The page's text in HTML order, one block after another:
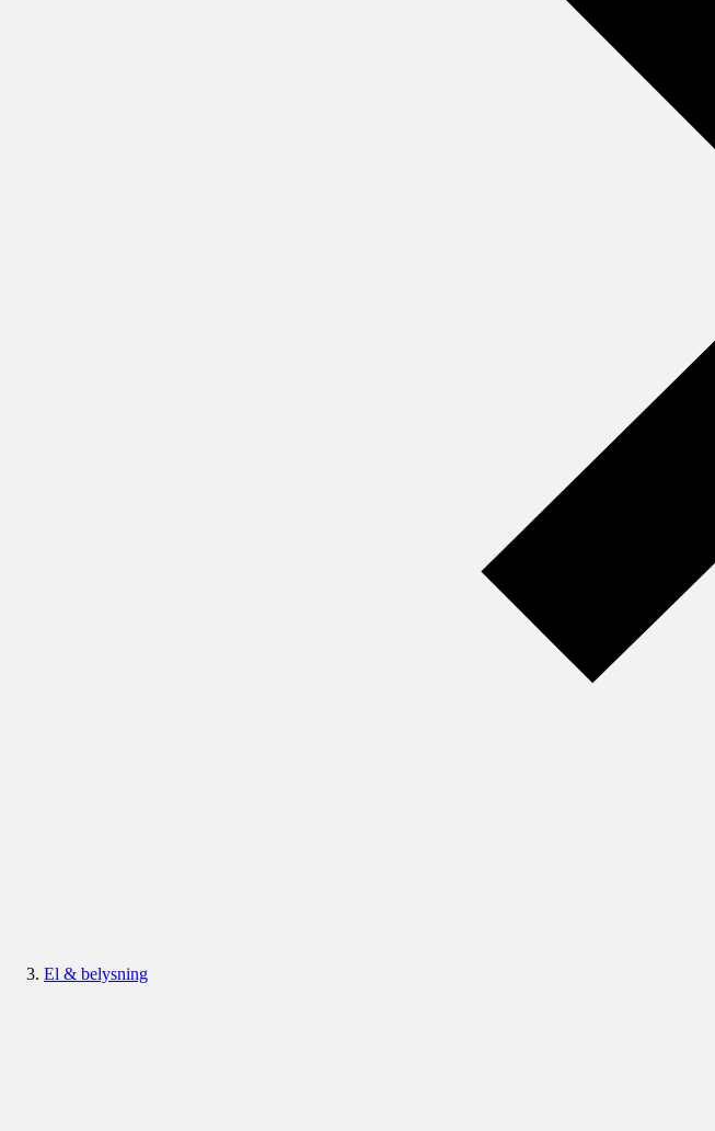
El & belysning